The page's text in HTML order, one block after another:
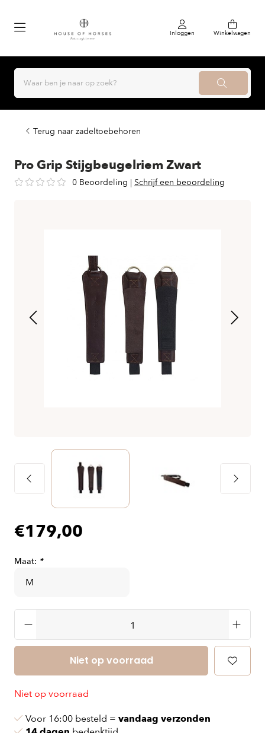
Inloggen Winkelwagen
Terug naar zadeltoebehoren
Pro Grip Stijgbeugelriem Zwart
0 Beoordeling | Schrijf een beoordeling
€179,00
Maat: *
Niet op voorraad
Niet op voorraad
Voor 16:00 besteld = vandaag verzonden